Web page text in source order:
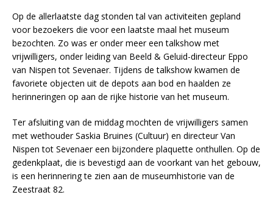
Op de allerlaatste dag stonden tal van activiteiten gepland
voor bezoekers die voor een laatste maal het museum
bezochten. Zo was er onder meer een talkshow met
vrijwilligers, onder leiding van Beeld & Geluid-directeur Eppo
van Nispen tot Sevenaer. Tijdens de talkshow kwamen de
favoriete objecten uit de depots aan bod en haalden ze
herinneringen op aan de rijke historie van het museum.
Ter afsluiting van de middag mochten de vrijwilligers samen
met wethouder Saskia Bruines (Cultuur) en directeur Van
Nispen tot Sevenaer een bijzondere plaquette onthullen. Op de
gedenkplaat, die is bevestigd aan de voorkant van het gebouw,
is een herinnering te zien aan de museumhistorie van de
Zeestraat 82.